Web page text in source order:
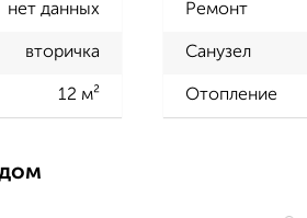
нет данных Ремонт
вторичка Санузел
12 м² Отопление